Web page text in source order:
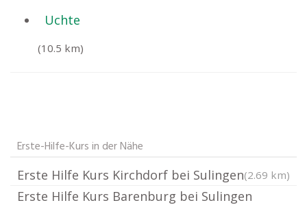
Uchte
(10.5 km)
Erste-Hilfe-Kurs in der Nähe
Erste Hilfe Kurs Kirchdorf bei Sulingen(2.69 km)
Erste Hilfe Kurs Barenburg bei Sulingen